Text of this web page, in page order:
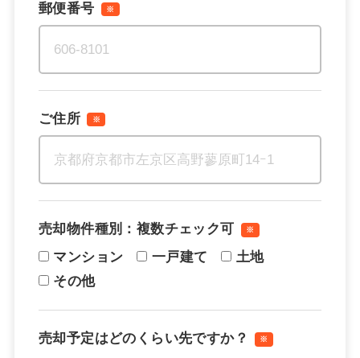
郵便番号 ※
ご住所 ※
売却物件種別：複数チェック可 ※
マンション 一戸建て
土地
その他
売却予定はどのくらい先ですか？ ※